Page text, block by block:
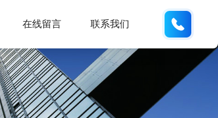
在线留言 联系我们